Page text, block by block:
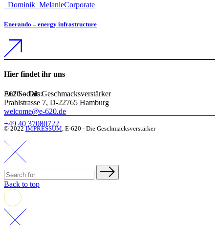
_Dominik _MelanieCorporate
Enerando – energy infrastructure
Hier findet ihr uns
Auf Socials:
E620 – Die Geschmacksverstärker
Prahlstrasse 7, D-22765 Hamburg
welcome@e-620.de
+49 40 37080722
© 2022IMPRESSUM , E-620 - Die Geschmacksverstärker
Back to top